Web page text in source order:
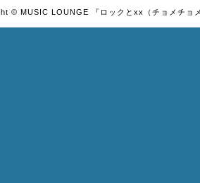
© MUSIC LOUNGE 『ロックとxx（チョメチョ